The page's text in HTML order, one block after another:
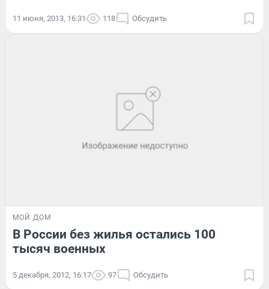
11 июня, 2013, 16:31 118 Обсудить
МОЙ ДОМ
В России без жилья остались 100
тысяч военных
5 декабря, 2012, 16:17 97 Обсудить